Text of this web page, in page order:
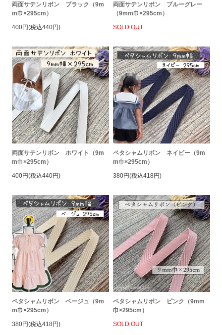
両面サテンリボン ブラック（9m
m巾×295cm）
400円(税込440円)
両面サテンリボン ブルーグレー
（9mm巾×295cm）
SOLD OUT
両面サテンリボン ホワイト（9m
m巾×295cm）
400円(税込440円)
ペタシャムリボン ネイビー（9m
m巾×295cm）
380円(税込418円)
ペタシャムリボン ベージュ（9m
m巾×295cm）
380円(税込418円)
ペタシャムリボン ピンク（9mm
巾×295cm）
SOLD OUT